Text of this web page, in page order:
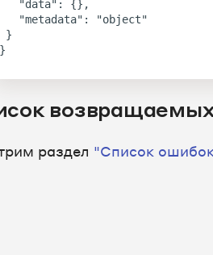
раздел "Список